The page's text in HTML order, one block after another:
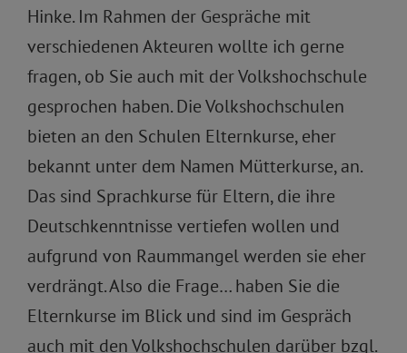
Hinke. Im Rahmen der Gespräche mit
verschiedenen Akteuren wollte ich gerne
fragen, ob Sie auch mit der Volkshochschule
gesprochen haben. Die Volkshochschulen
bieten an den Schulen Elternkurse, eher
bekannt unter dem Namen Mütterkurse, an.
Das sind Sprachkurse für Eltern, die ihre
Deutschkenntnisse vertiefen wollen und
aufgrund von Raummangel werden sie eher
verdrängt. Also die Frage… haben Sie die
Elternkurse im Blick und sind im Gespräch
auch mit den Volkshochschulen darüber bzgl.